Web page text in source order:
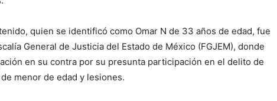
quien se identificó como Omar N de 33 años de edad, fue
General de Justicia del Estado de México (FGJEM), donde
en su contra por su presunta participación en el delito de
menor de edad y lesiones.